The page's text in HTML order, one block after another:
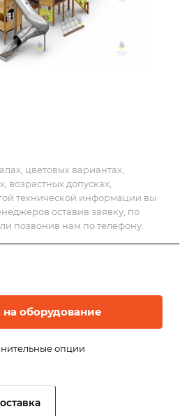
цветовых вариантах,
возрастных допусках,
технической информации вы
оставив заявку, по
позвонив нам по телефону.
на оборудование
опции